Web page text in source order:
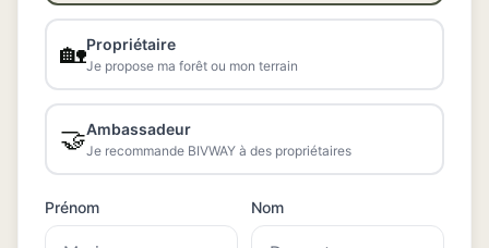
🏡Propriétaire
Je propose ma forêt ou mon terrain
🤝Ambassadeur
Je recommande BIVWAY à des propriétaires
Prénom Nom